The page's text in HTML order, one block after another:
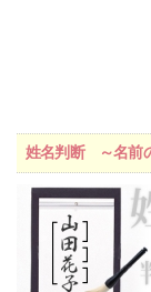
姓名判断 ～名前